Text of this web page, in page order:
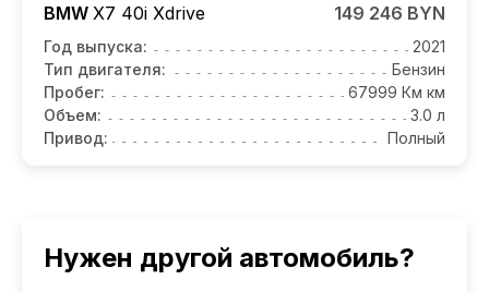
BMW X7 40i Xdrive 149 246 BYN
Год выпуска:
2021
Тип двигателя:
Бензин
Пробег:
67999 Км км
Объем:
3.0 л
Привод:
Полный
Нужен другой автомобиль?